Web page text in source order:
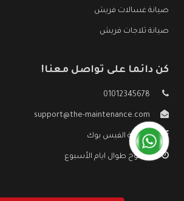
صيانة غسالات فريش
صيانة ثلاجات فريش
كن دائما على تواصل معنا!
01012345678
support@the-maintenance.com
صفحة الفيس بوك
مفتوح طوال ايام الأسبوع